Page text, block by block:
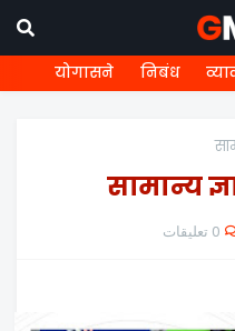
निबंध
योगासने
सामान्य
0 تعليقات